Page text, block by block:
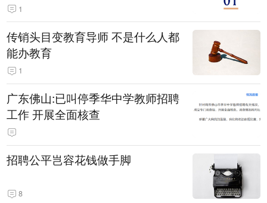
1
传销头目变教育导师 不是什么人都
能办教育
1
广东佛山:已叫停季华中学教师招聘
工作 开展全面核查
招聘公平岂容花钱做手脚
8